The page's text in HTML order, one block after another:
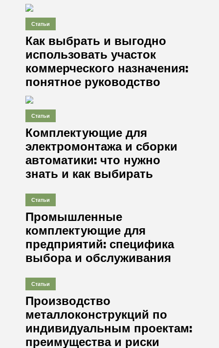
Статьи
Как выбрать и выгодно
использовать участок
коммерческого назначения:
понятное руководство
Статьи
Комплектующие для
электромонтажа и сборки
автоматики: что нужно
знать и как выбирать
Статьи
Промышленные
комплектующие для
предприятий: специфика
выбора и обслуживания
Статьи
Производство
металлоконструкций по
индивидуальным проектам:
преимущества и риски